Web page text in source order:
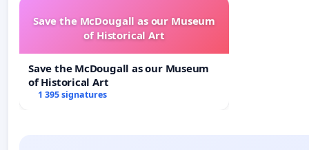
covering the period from May 1, 2016 to April 30,
signed by the rectors of all of the member
contributions to the ISM twice since 2007 - a strong
While still waiting for the final decision of the
financial contract with the Ministry that will endanger
result in a significant cut in the Institute’s budget for
Save the McDougall as our Museum
of Historical Art
Save the McDougall as our Museum
of Historical Art
1 395 signatures